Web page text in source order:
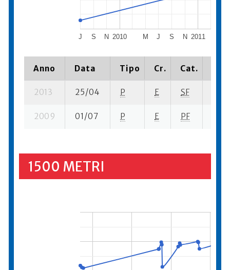
2010 2011
J S N M J S N
Anno Data Tipo Cr. Cat.
2013 25/04 P E SF
2009 01/07 P E PF
1500 METRI